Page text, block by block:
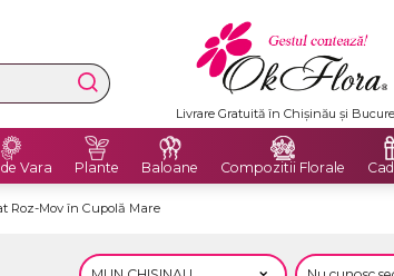
Livrare Gratuită în Chișinău și
Vara Plante Baloane Compozitii Florale
Roz-Mov în Cupolă Mare